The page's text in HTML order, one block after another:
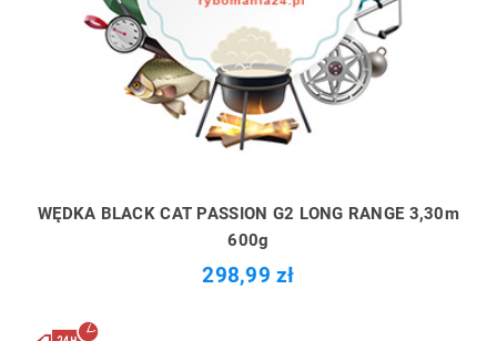
WĘDKA BLACK CAT PASSION G2 LONG RANGE 3,30m
600g
298,99 zł